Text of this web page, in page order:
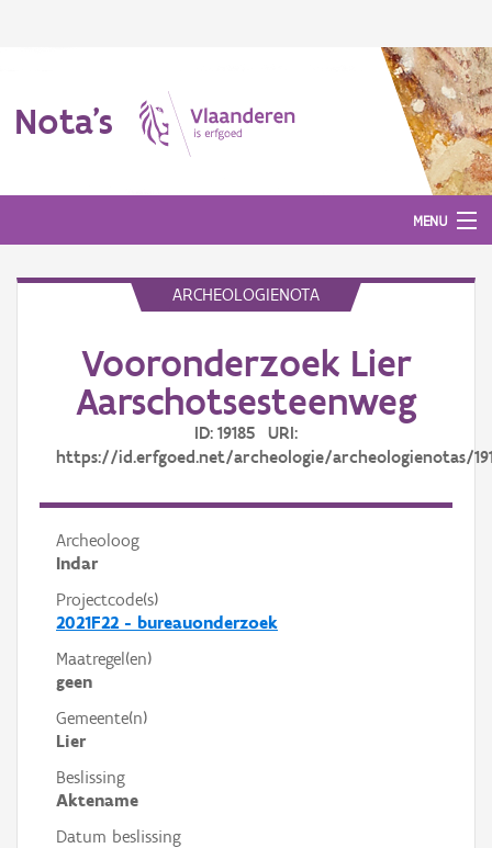
Nota's
MENU
Aanmelden
ARCHEOLOGIENOTA
Vooronderzoek Lier
Aarschotsesteenweg
ID: 19185 URI:
https://id.erfgoed.net/archeologie/archeologienotas/
Archeoloog
Indar
Projectcode(s)
2021F22 - bureauonderzoek
Maatregel(en)
geen
Gemeente(n)
Lier
Beslissing
Aktename
Datum beslissing